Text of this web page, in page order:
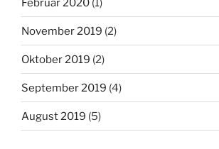
Februar 2020 (1)
November 2019 (2)
Oktober 2019 (2)
September 2019 (4)
August 2019 (5)